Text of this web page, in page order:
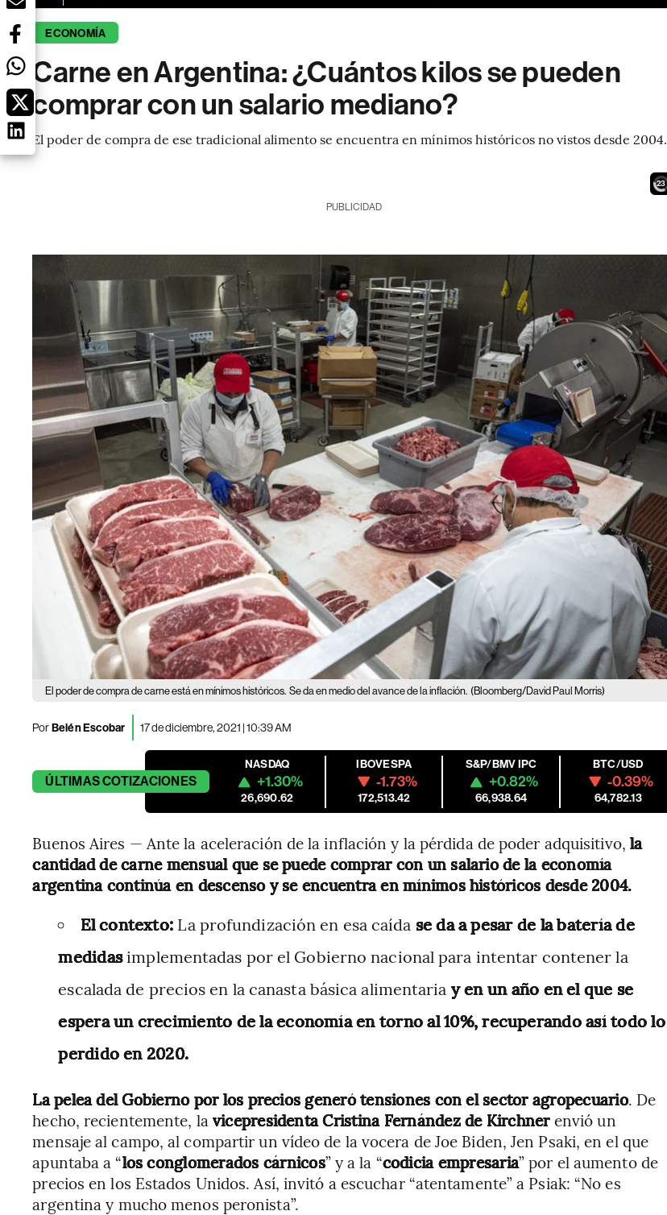
ECONOMÍA
Carne en Argentina: ¿Cuántos kilos se pueden
comprar con un salario mediano?
El poder de compra de ese tradicional alimento se encuentra en mínimos históricos no vistos desde 2004.
22
PUBLICIDAD
El poder de compra de carne está en mínimos históricos. Se da en medio del avance de la inflación. (Bloomberg/David Paul Morris)
PorBelén Escobar 17 de diciembre, 2021 | 10:39 AM
ÚLTIMASCOTIZACIONES
NASDAQ
+1.30%
26,690.62
IBOVESPA
-1.73%
172,513.42
S&P/BMV IPC
+0.82%
66,938.64
BTC/USD
-0.39%
64,782.13
Buenos Aires — Ante la aceleración de la inflación y la pérdida de poder adquisitivo, la
cantidad de carne mensual que se puede comprar con un salario de la economía
argentina continúa en descenso y se encuentra en mínimos históricos desde 2004.
El contexto: La profundización en esa caída se da a pesar de la batería de
medidasimplementadas por el Gobierno nacional para intentar contener la
escalada de precios en la canasta básica alimentaria y en un año en el que se
espera un crecimiento de la economía en torno al 10%, recuperando así todo lo
perdido en 2020.
La pelea del Gobierno por los precios generó tensiones con el sector agropecuario. De
hecho, recientemente, la vicepresidenta Cristina Fernández de Kirchnerenvió un
mensaje al campo, al compartir un vídeo de la vocera de Joe Biden, Jen Psaki, en el que
apuntaba a “los conglomerados cárnicos” y a la “codicia empresaria” por el aumento de
precios en los Estados Unidos. Así, invitó a escuchar “atentamente” a Psiak: “No es
argentina y mucho menos peronista”.